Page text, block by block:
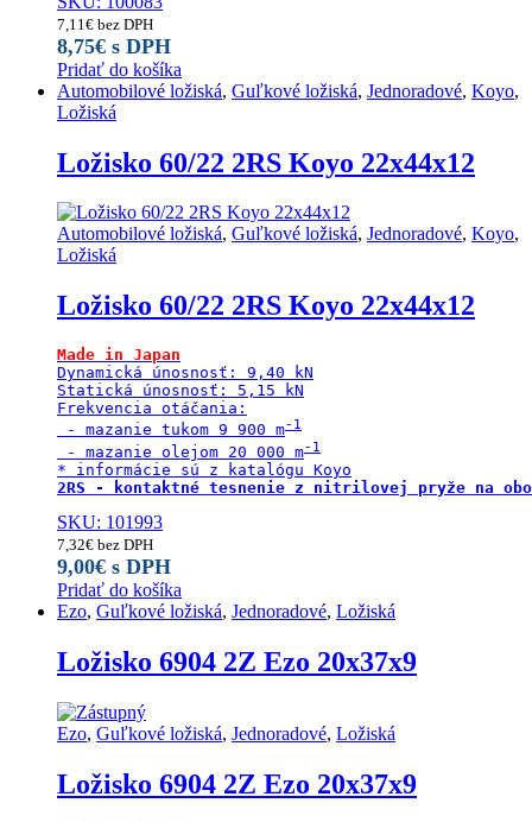
7,11 € bez DPH
8,75€ s DPH
Pridať do košíka
Automobilové ložiská, Guľkové ložiská, Jednoradové, Koyo,
Ložiská
Ložisko 60/22 2RS Koyo 22x44x12
Automobilové ložiská, Guľkové ložiská, Jednoradové, Koyo,
Ložiská
Ložisko 60/22 2RS Koyo 22x44x12
Made in Japan
Dynamická únosnosť: 9,40 kN
Statická únosnosť: 5,15 kN
Frekvencia otáčania:
- mazanie tukom 9 900 m
- mazanie olejom 20 000 m
SKU: 101993
7,32€ bez DPH
9,00€ s DPH
Pridať do košíka
Ezo, Guľkové ložiská, Jednoradové, Ložiská
Ložisko 6904 2Z Ezo 20x37x9
Ezo, Guľkové ložiská, Jednoradové, Ložiská
Ložisko 6904 2Z Ezo 20x37x9